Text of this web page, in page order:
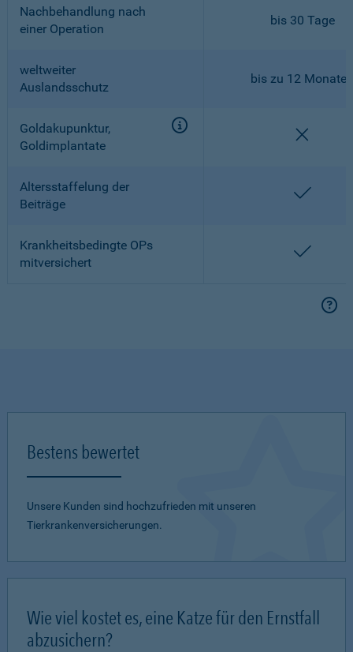
Nachbehandlung nach
einer Operation
bis 30 Tage
weltweiter
Auslandsschutz
bis zu 12 Monaten
Goldakupunktur,
Goldimplantate
Altersstaffelung der
Beiträge
Krankheitsbedingte OPs
mitversichert
Bestens bewertet
Unsere Kunden sind hochzufrieden mit unseren
Tierkrankenversicherungen.
Wie viel kostet es, eine Katze für den Ernstfall
abzusichern?